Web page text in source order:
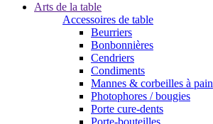
Arts de la table
Accessoires de table
Beurriers
Bonbonnières
Cendriers
Condiments
Mannes & corbeilles à pain
Photophores / bougies
Porte cure-dents
Porte-bouteilles